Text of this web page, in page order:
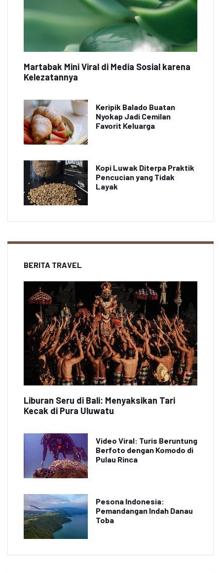
Martabak Mini Viral di Media Sosial karena
Kelezatannya
Keripik Balado Buatan
Nyokap Jadi Cemilan
Favorit Keluarga
Kopi Luwak Diterpa Praktik
Pencucian yang Tidak
Layak
BERITA TRAVEL
Liburan Seru di Bali: Menyaksikan Tari
Kecak di Pura Uluwatu
Video Viral: Turis Beruntung
Berfoto dengan Komodo di
Pulau Rinca
Pesona Indonesia:
Pemandangan Indah Danau
Toba